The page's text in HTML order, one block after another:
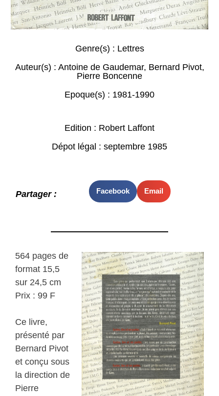
Genre(s) : Lettres
Auteur(s) : Antoine de Gaudemar, Bernard Pivot,
Pierre Boncenne
Epoque(s) : 1981-1990
Edition : Robert Laffont
Dépot légal : septembre 1985
Partager : Facebook Email
564 pages de
format 15,5
sur 24,5 cm
Prix : 99 F
Ce livre,
présenté par
Bernard Pivot
et conçu sous
la direction de
Pierre